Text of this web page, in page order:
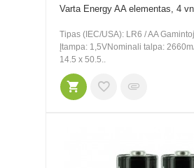
Varta Energy AA elementas, 4
Tipas (IEC/USA): LR6 / AA
Įtampa: 1,5VNominali talpa:
14.5 x 50.5..